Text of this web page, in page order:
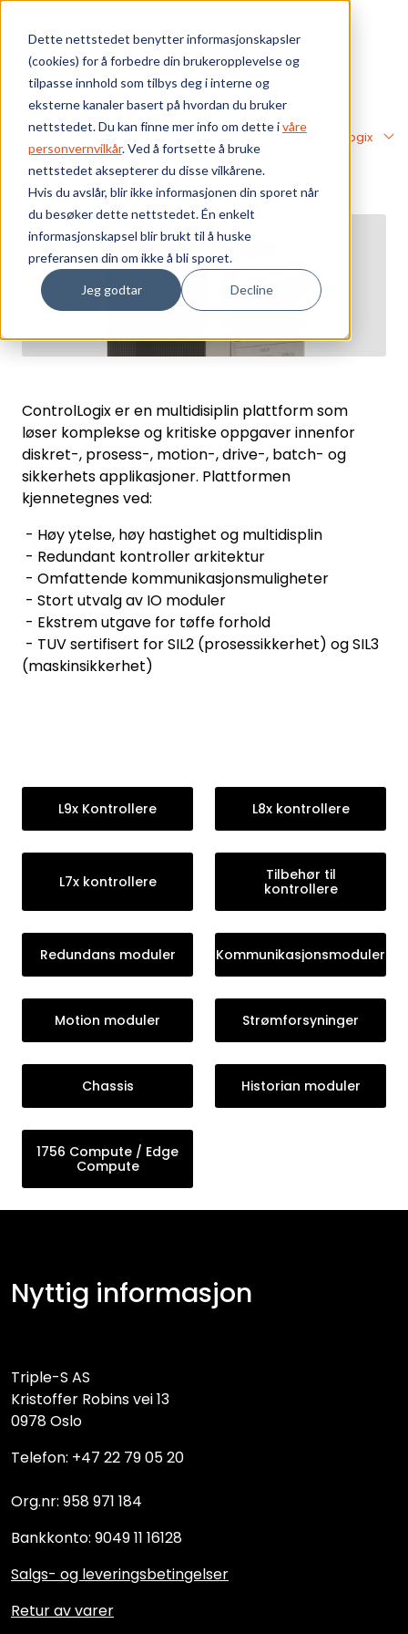
Dette nettstedet benytter informasjonskapsler
(cookies) for å forbedre din brukeropplevelse og
tilpasse innhold som tilbys deg i interne og
eksterne kanaler basert på hvordan du bruker
nettstedet. Du kan finne mer info om dette ivåre
personvernvilkår. Ved å fortsette å bruke
nettstedet aksepterer du disse vilkårene.
Hvis du avslår, blir ikke informasjonen din sporet når
du besøker dette nettstedet. Én enkelt
informasjonskapsel blir brukt til å huske
preferansen din om ikke å bli sporet.
Jeg godtar Decline
Skip to main content
Webshop PLS - Integrerte kontrollsystemer ControlLogix
ControlLogix
ControlLogix er en multidisiplin plattform som
løser komplekse og kritiske oppgaver innenfor
diskret-, prosess-, motion-, drive-, batch- og
sikkerhets applikasjoner. Plattformen
kjennetegnes ved:
- Høy ytelse, høy hastighet og multidisplin
- Redundant kontroller arkitektur
- Omfattende kommunikasjonsmuligheter
- Stort utvalg av IO moduler
- Ekstrem utgave for tøffe forhold
- TUV sertifisert for SIL2 (prosessikkerhet) og SIL3
(maskinsikkerhet)
L9x Kontrollere L8x kontrollere
L7x kontrollere
Tilbehør til
kontrollere
Redundans moduler Kommunikasjonsmoduler
Motion moduler Strømforsyninger
Chassis Historian moduler
1756 Compute / Edge
Compute
Nyttig informasjon
Triple-S AS
Kristoffer Robins vei 13
0978 Oslo
Telefon: +47 22 79 05 20
Org.nr: 958 971 184
Bankkonto: 9049 11 16128
Salgs- og leveringsbetingelser
Retur av varer
Bærekraft
Vi tilbyr
Ressurser
Om oss